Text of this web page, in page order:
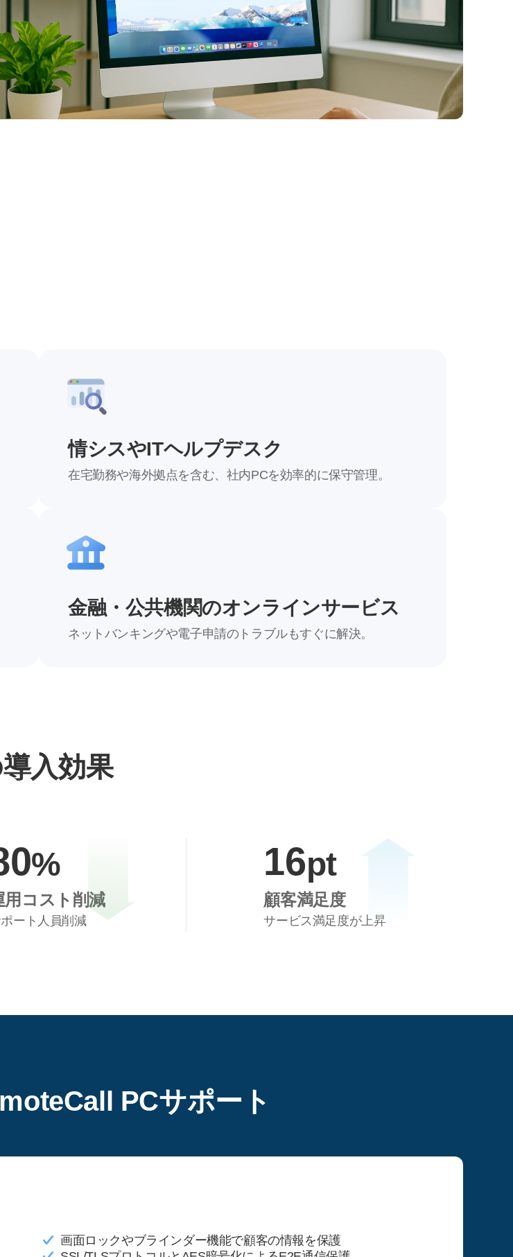
情シスやITヘルプデスク
在宅勤務や海外拠点を含む、社内PCを効率的に保守管理。
金融・公共機関のオンラインサービス
ネットバンキングや電子申請のトラブルもすぐに解決。
入効果
8
0%
用コスト削減
ート人員削減
6
1
–
1
6pt
顧客満足度
サービス満足度が上昇
PCサポート
画面ロックやブラインダー機能で顧客の情報を保護